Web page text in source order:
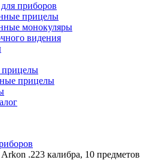
приборов
прицелы
монокуляры
видения
прицелы
прицелы
.223 калибра, 10 предметов